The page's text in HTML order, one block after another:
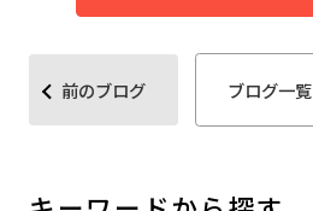
前のブログ ブログ一覧